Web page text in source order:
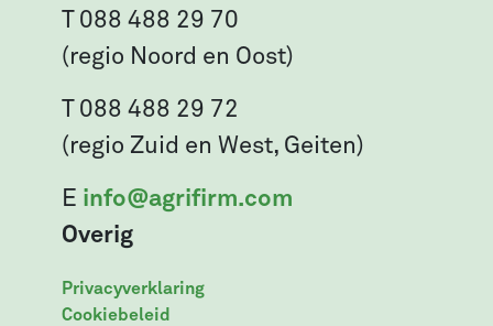
T 088 488 29 70
(regio Noord en Oost)
T 088 488 29 72
(regio Zuid en West, Geiten)
E info@agrifirm.com
Overig
Privacyverklaring
Cookiebeleid